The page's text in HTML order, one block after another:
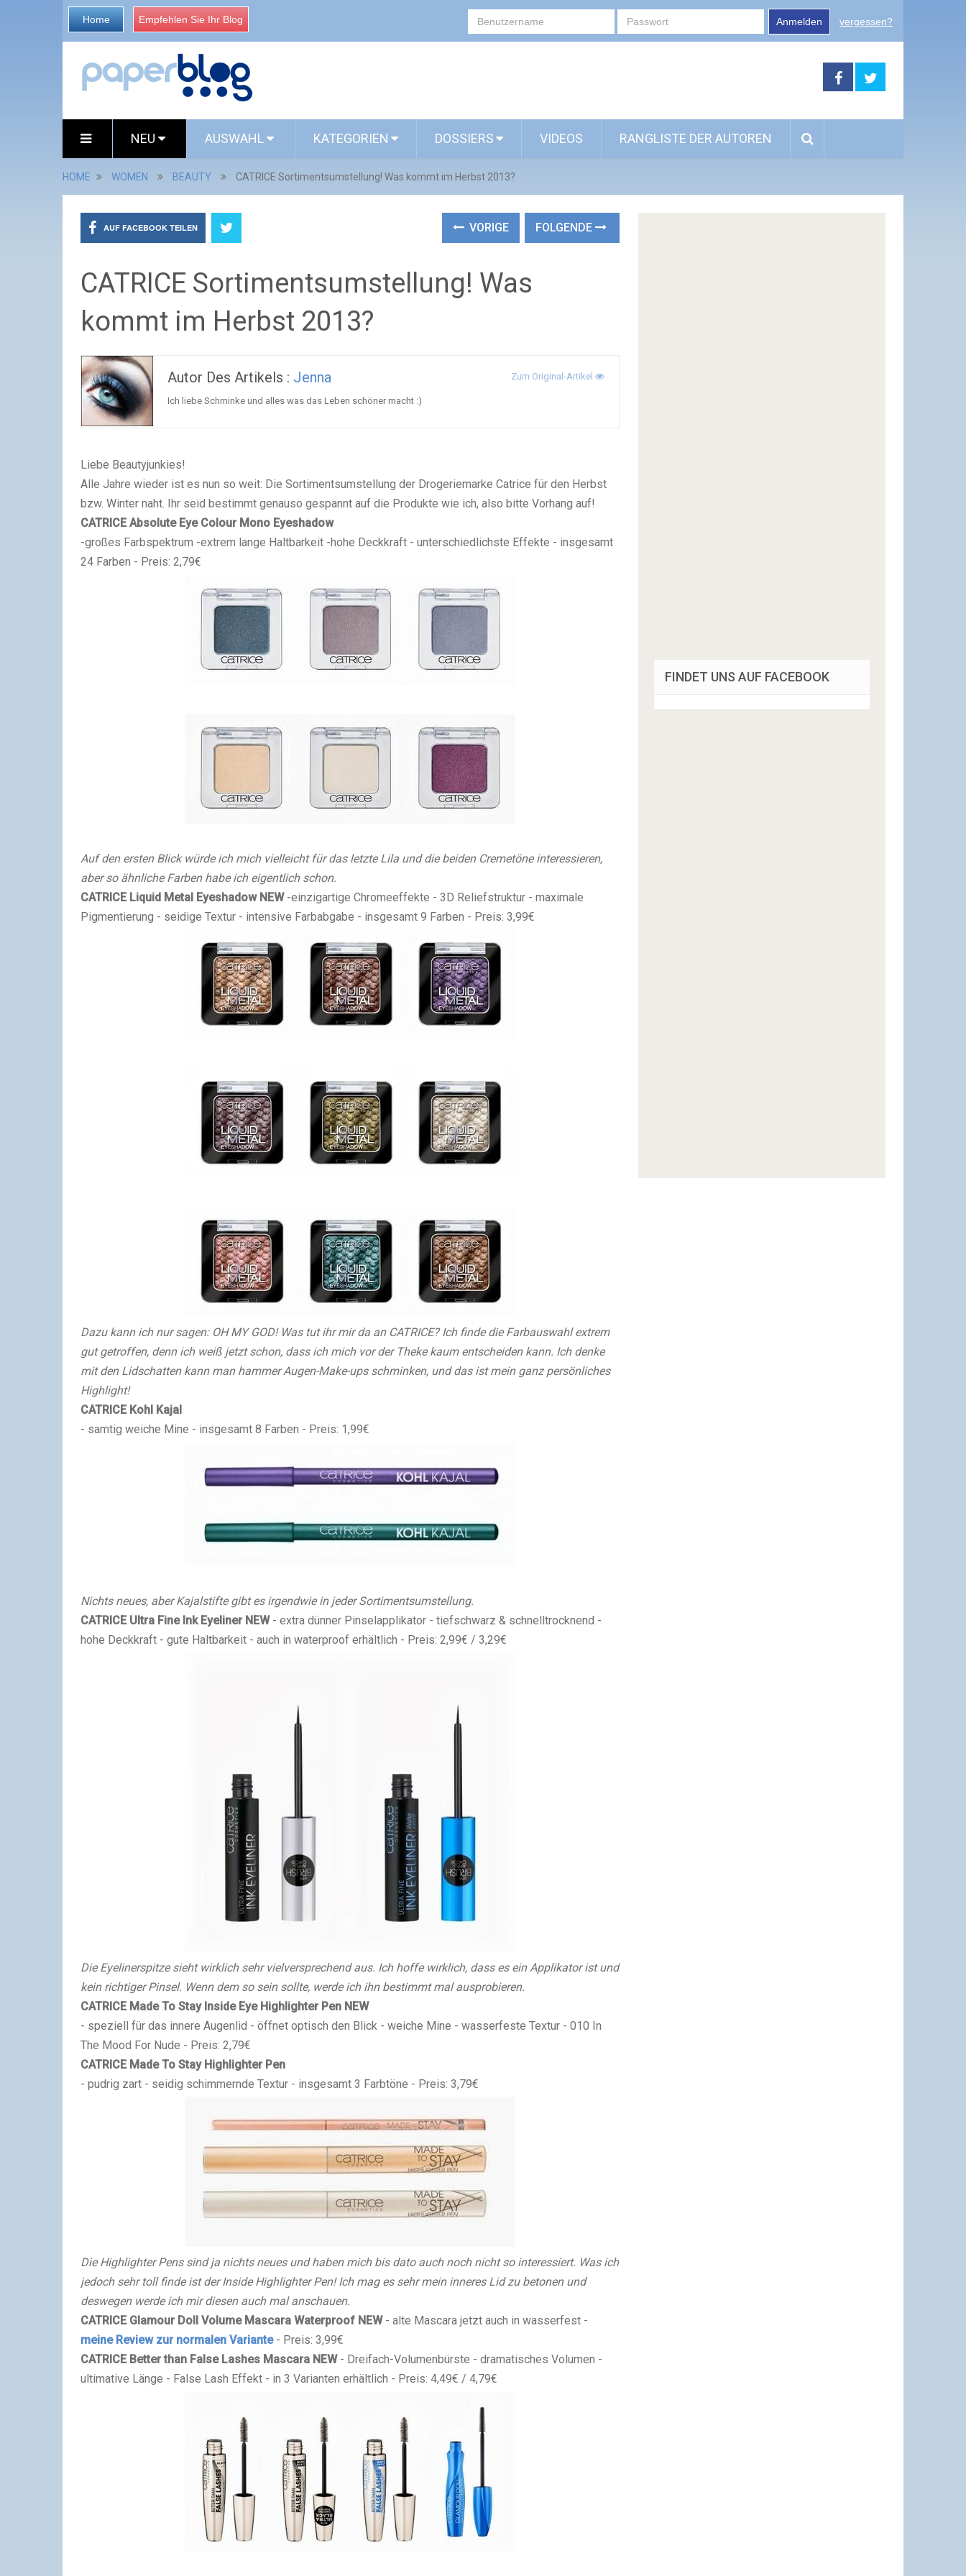
Home Empfehlen Sie Ihr Blog Anmelden vergessen?
NEU AUSWAHL KATEGORIEN DOSSIERS VIDEOS RANGLISTE DER AUTOREN
HOME WOMEN BEAUTY CATRICE Sortimentsumstellung! Was kommt im Herbst 2013?
AUF FACEBOOK TEILEN VORIGE FOLGENDE
CATRICE Sortimentsumstellung! Was
kommt im Herbst 2013?
Autor Des Artikels : Jenna Zum Original-Artikel
Ich liebe Schminke und alles was das Leben schöner macht :)
Liebe Beautyjunkies!
Alle Jahre wieder ist es nun so weit: Die Sortimentsumstellung der Drogeriemarke Catrice für den Herbst
bzw. Winter naht. Ihr seid bestimmt genauso gespannt auf die Produkte wie ich, also bitte Vorhang auf!
CATRICE Absolute Eye Colour Mono Eyeshadow
-großes Farbspektrum -extrem lange Haltbarkeit -hohe Deckkraft - unterschiedlichste Effekte - insgesamt
24 Farben - Preis: 2,79€
Auf den ersten Blick würde ich mich vielleicht für das letzte Lila und die beiden Cremetöne interessieren,
aber so ähnliche Farben habe ich eigentlich schon.
CATRICE Liquid Metal Eyeshadow NEW -einzigartige Chromeeffekte - 3D Reliefstruktur - maximale
Pigmentierung - seidige Textur - intensive Farbabgabe - insgesamt 9 Farben - Preis: 3,99€
Dazu kann ich nur sagen: OH MY GOD! Was tut ihr mir da an CATRICE? Ich finde die Farbauswahl extrem
gut getroffen, denn ich weiß jetzt schon, dass ich mich vor der Theke kaum entscheiden kann. Ich denke
mit den Lidschatten kann man hammer Augen-Make-ups schminken, und das ist mein ganz persönliches
Highlight!
CATRICE Kohl Kajal
- samtig weiche Mine - insgesamt 8 Farben - Preis: 1,99€
Nichts neues, aber Kajalstifte gibt es irgendwie in jeder Sortimentsumstellung.
CATRICE Ultra Fine Ink Eyeliner NEW - extra dünner Pinselapplikator - tiefschwarz & schnelltrocknend -
hohe Deckkraft - gute Haltbarkeit - auch in waterproof erhältlich - Preis: 2,99€ / 3,29€
Die Eyelinerspitze sieht wirklich sehr vielversprechend aus. Ich hoffe wirklich, dass es ein Applikator ist und
kein richtiger Pinsel. Wenn dem so sein sollte, werde ich ihn bestimmt mal ausprobieren.
CATRICE Made To Stay Inside Eye Highlighter Pen NEW
- speziell für das innere Augenlid - öffnet optisch den Blick - weiche Mine - wasserfeste Textur - 010 In
The Mood For Nude - Preis: 2,79€
CATRICE Made To Stay Highlighter Pen
- pudrig zart - seidig schimmernde Textur - insgesamt 3 Farbtöne - Preis: 3,79€
Die Highlighter Pens sind ja nichts neues und haben mich bis dato auch noch nicht so interessiert. Was ich
jedoch sehr toll finde ist der Inside Highlighter Pen! Ich mag es sehr mein inneres Lid zu betonen und
deswegen werde ich mir diesen auch mal anschauen.
CATRICE Glamour Doll Volume Mascara Waterproof NEW - alte Mascara jetzt auch in wasserfest -
meine Review zur normalen Variante- Preis: 3,99€
CATRICE Better than False Lashes Mascara NEW - Dreifach-Volumenbürste - dramatisches Volumen -
ultimative Länge - False Lash Effekt - in 3 Varianten erhältlich - Preis: 4,49€ / 4,79€
FINDET UNS AUF FACEBOOK